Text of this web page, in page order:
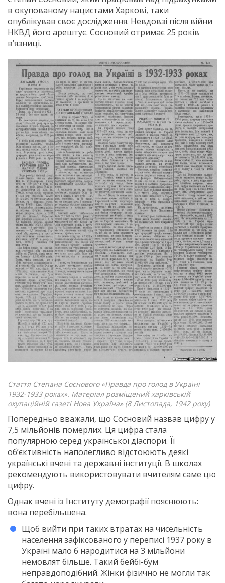
в окупованому нацистами Харкові, таки
опублікував своє дослідження. Невдовзі після війни
НКВД його арештує. Сосновий отримає 25 років
в’язниці.
Стаття Степана Соснового «Правда про голод в Україні
1932-1933 роках». Матеріал розміщений харківській
окупаційній газеті Нова Україна» (8 Листопада, 1942 року)
Попередньо вважали, що Сосновий назвав цифру у
7,5 мільйонів померлих. Ця цифра стала
популярною серед української діаспори. Її
об’єктивність наполегливо відстоюють деякі
українські вчені та державні інституції. В школах
рекомендують використовувати вчителям саме цю
цифру.
Однак вчені із Інституту демографії пояснюють:
вона перебільшена.
Щоб вийти при таких втратах на чисельність
населення зафіксованого у переписі 1937 року в
Україні мало б народитися на 3 мільйони
немовлят більше. Такий бейбі-бум
неправдоподібний. Жінки фізично не могли так